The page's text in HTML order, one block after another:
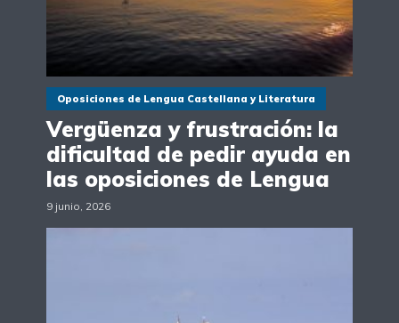
Oposiciones de Lengua Castellana y Literatura
Vergüenza y frustración: la
dificultad de pedir ayuda en
las oposiciones de Lengua
9 junio, 2026